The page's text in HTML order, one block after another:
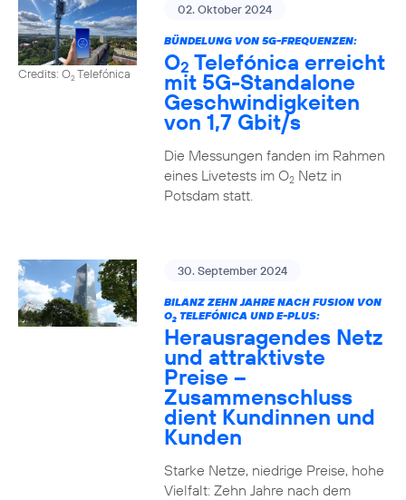
Credits: O2Telefónica
02. Oktober 2024
BÜNDELUNG VON 5G-FREQUENZEN:
O2 Telefónica erreicht
mit 5G-Standalone
Geschwindigkeiten
von 1,7 Gbit/s
Die Messungen fanden im Rahmen
eines Livetests im O2Netz in
Potsdam statt.
30. September 2024
BILANZ ZEHN JAHRE NACH FUSION VON
O2TELEFÓNICA UND E-PLUS:
Herausragendes Netz
und attraktivste
Preise –
Zusammenschluss
dient Kundinnen und
Kunden
Starke Netze, niedrige Preise, hohe
Vielfalt: Zehn Jahre nach dem